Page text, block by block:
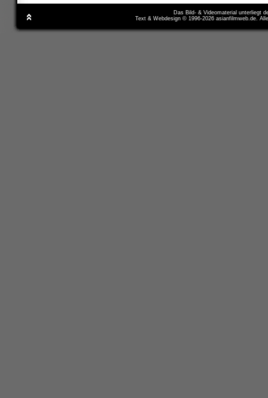
Das Bild- & Videomaterial unterliegt
Text & Webdesign © 1996-2026 asianfilmweb.de.